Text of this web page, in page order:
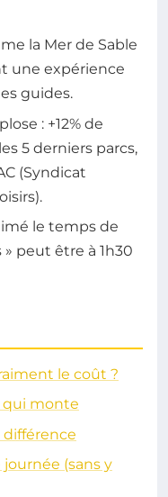
la Mer de Sable
une expérience
guides.
: +12% de
5 derniers parcs,
(Syndicat
le temps de
» peut être à 1h30
le coût ?
qui monte
différence
(sans y